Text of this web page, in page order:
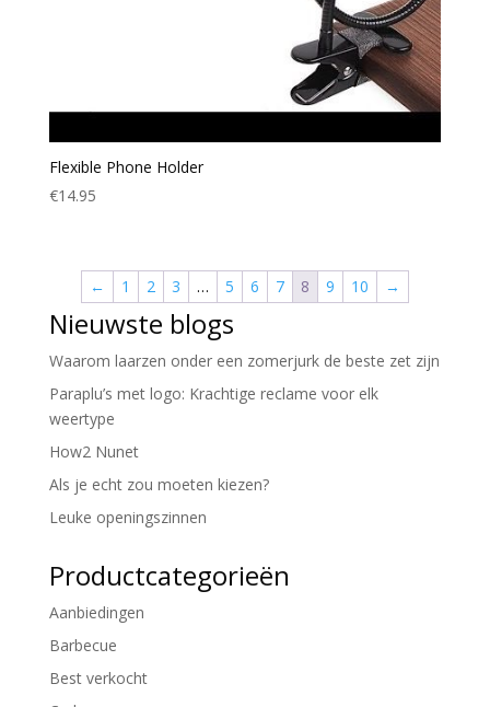
Flexible Phone Holder
€14.95
← 1 2 3 … 5 6 7 8 9 10 →
Nieuwste blogs
Waarom laarzen onder een zomerjurk de beste zet zijn
Paraplu’s met logo: Krachtige reclame voor elk
weertype
How2 Nunet
Als je echt zou moeten kiezen?
Leuke openingszinnen
Productcategorieën
Aanbiedingen
Barbecue
Best verkocht